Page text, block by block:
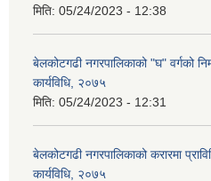
मिति: 05/24/2023 - 12:38
बेलकोटगढी नगरपालिकाको "घ" वर्गको
कार्यविधि, २०७५
मिति: 05/24/2023 - 12:31
बेलकोटगढी नगरपालिकाको करारमा
कार्यविधि, २०७५